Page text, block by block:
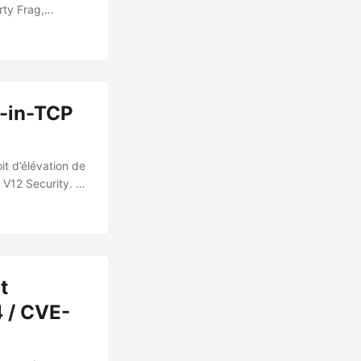
Frag,
de Dirty
in-TCP
d’élévation de
Security. Le
à la classe
CVE-